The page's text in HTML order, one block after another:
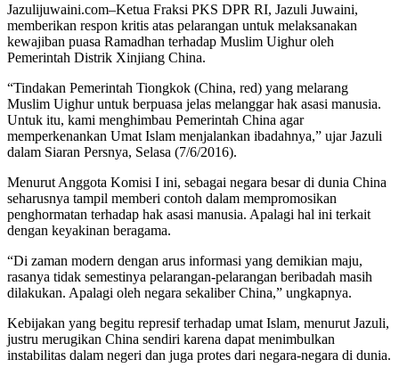
Jazulijuwaini.com–Ketua Fraksi PKS DPR RI, Jazuli Juwaini,
memberikan respon kritis atas pelarangan untuk melaksanakan
kewajiban puasa Ramadhan terhadap Muslim Uighur oleh
Pemerintah Distrik Xinjiang China.
“Tindakan Pemerintah Tiongkok (China, red) yang melarang
Muslim Uighur untuk berpuasa jelas melanggar hak asasi manusia.
Untuk itu, kami menghimbau Pemerintah China agar
memperkenankan Umat Islam menjalankan ibadahnya,” ujar Jazuli
dalam Siaran Persnya, Selasa (7/6/2016).
Menurut Anggota Komisi I ini, sebagai negara besar di dunia China
seharusnya tampil memberi contoh dalam mempromosikan
penghormatan terhadap hak asasi manusia. Apalagi hal ini terkait
dengan keyakinan beragama.
“Di zaman modern dengan arus informasi yang demikian maju,
rasanya tidak semestinya pelarangan-pelarangan beribadah masih
dilakukan. Apalagi oleh negara sekaliber China,” ungkapnya.
Kebijakan yang begitu represif terhadap umat Islam, menurut Jazuli,
justru merugikan China sendiri karena dapat menimbulkan
instabilitas dalam negeri dan juga protes dari negara-negara di dunia.